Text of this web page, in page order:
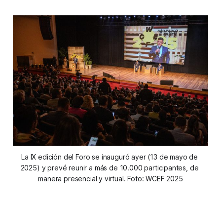
La IX edición del Foro se inauguró ayer (13 de mayo de
2025) y prevé reunir a más de 10.000 participantes, de
manera presencial y virtual. Foto: WCEF 2025